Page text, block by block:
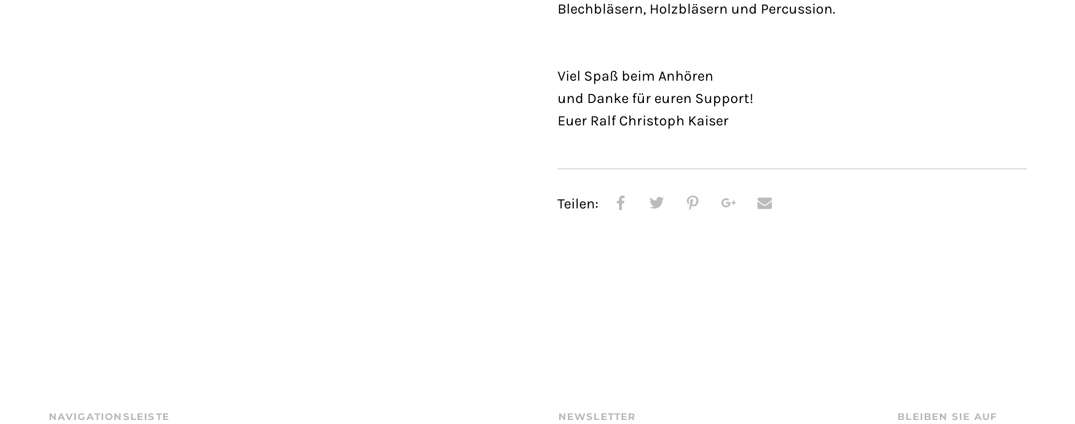
Blechbläsern, Holzbläsern und Percussion.
Viel Spaß beim Anhören
und Danke für euren Support!
Euer Ralf Christoph Kaiser
Teilen:
NAVIGATIONSLEISTE NEWSLETTER
BLEIBEN SIE AUF